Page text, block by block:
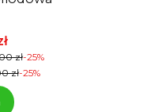
zł-25%
zł-25%